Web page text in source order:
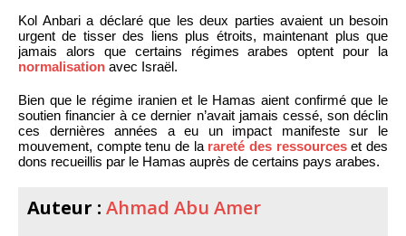
Kol Anbari a déclaré que les deux parties avaient un besoin
urgent de tisser des liens plus étroits, maintenant plus que
jamais alors que certains régimes arabes optent pour la
normalisation avec Israël.
Bien que le régime iranien et le Hamas aient confirmé que le
soutien financier à ce dernier n’avait jamais cessé, son déclin
ces dernières années a eu un impact manifeste sur le
mouvement, compte tenu de la rareté des ressourceset des
dons recueillis par le Hamas auprès de certains pays arabes.
Auteur : Ahmad Abu Amer